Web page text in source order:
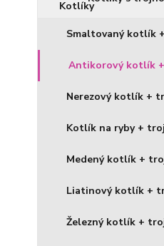
Smaltovaný kotlík
Antikorový kotlík
Nerezový kotlík +
Kotlík na ryby +
Medený kotlík +
Liatinový kotlík +
Železný kotlík +